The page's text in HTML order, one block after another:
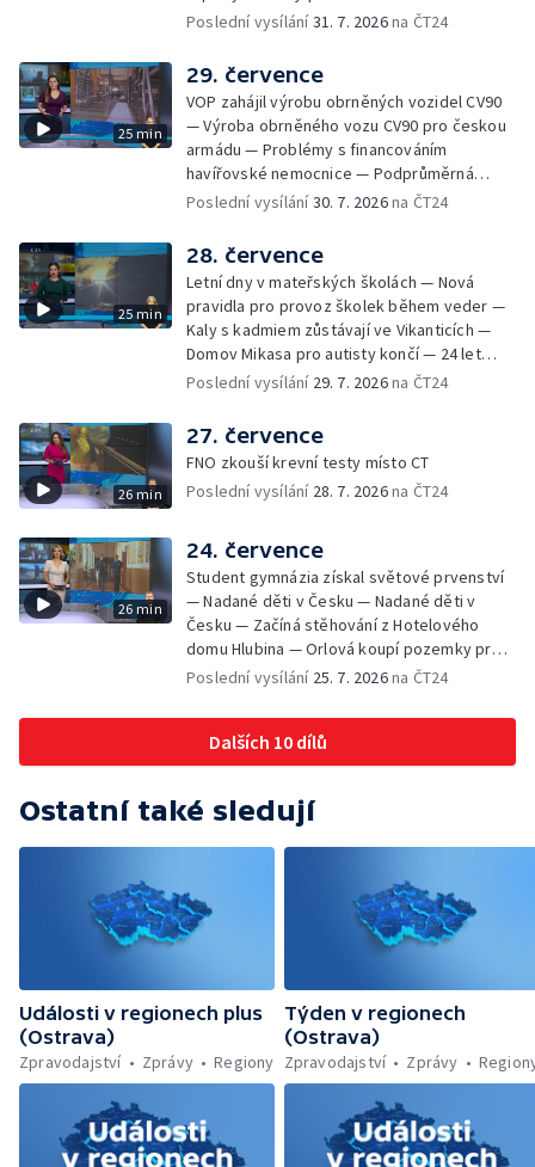
vězení za vraždu ženy ve Staříči/ —
— Podvodník připravil 17 lidí o 4 miliony —
DPO pořídí 70 nových elektrobusů — V
Olomouci přibude 20 elektrobusů —
Mistryně světa Kneblová zpět v Olomouci —
Mobilní kurníky pomáhají s kvalitou půdy —
Výběr ze sociálních sítí ČT — Nové varhany v
Rudě u Rýmařova
Poslední vysílání31. 7. 2026na ČT24
25 min
29. července
VOP zahájil výrobu obrněných vozidel CV90
— Výroba obrněného vozu CV90 pro českou
armádu — Problémy s financováním
havířovské nemocnice — Podprůměrná
návštěvnost koupališť v červenci — Do
Nedostatek krve v transfuzních stanicích —
Spor kvůli novému chodníku na Keprník —
Olomoucké shakespearovské léto
Poslední vysílání30. 7. 2026na ČT24
25 min
28. července
Letní dny v mateřských školách — Nová
pravidla pro provoz školek během veder —
Kaly s kadmiem zůstávají ve Vikanticích —
Domov Mikasa pro autisty končí — 24 let
vězení za zapálení ženy — Kybernetický
Gorol se chystá na festival — Nová
cyklostezka až na Slovensko — AI pomáhá
při endoskopii — Výběr ze sociálních sítí ČT
— Zemřela baletka Vlasta Pavelcová —
Jičíně
Poslední vysílání 29. 7. 2026na ČT24
26 min
27. července
FNO zkouší krevní testy místo CT
Poslední vysílání 28. 7. 2026na ČT24
26 min
24. července
Student gymnázia získal světové prvenství
— Nadané děti v Česku — Nadané děti v
Česku — Začíná stěhování z Hotelového
domu Hlubina — Orlová koupí pozemky pro
rodinné domy — Tatra Trucks na čínském
karase obecného — Obnova zeleně v
Komenského sadech — Přehled sociálních
sítí ČT — Dobrovolný vojenský výcvik
dvoraně Bredy
Poslední vysílání 25. 7. 2026na ČT24
Dalších 10 dílů
Ostatní také sledují
Události v regionech plus
(Ostrava)
Zpravodajství
Zprávy Regiony
Týden v regionech
(Ostrava)
Zpravodajství
Zprávy